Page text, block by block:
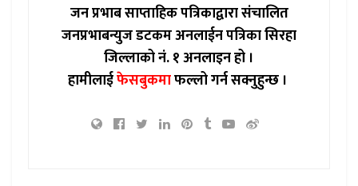
जन प्रभाब साप्ताहिक पत्रिकाद्वारा संचालित
जनप्रभाबन्युज डटकम अनलाईन पत्रिका सिरहा
जिल्लाको नं. १ अनलाइन हो ।
हामीलाईफेसबुकमाफल्लो गर्न सक्नुहुन्छ ।